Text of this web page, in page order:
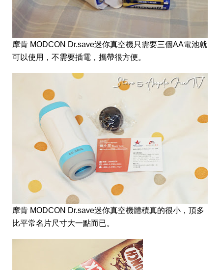
摩肯 MODCON Dr.save迷你真空機只需要三個AA電池就
可以使用，不需要插電，攜帶很方便。
摩肯 MODCON Dr.save迷你真空機體積真的很小，頂多
比平常名片尺寸大一點而已。